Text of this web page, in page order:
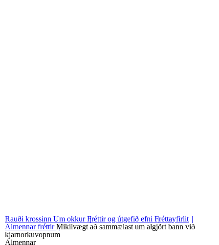
Rauði krossinn Um okkurFréttir og útgefið efni Fréttayfirlit
Almennar fréttirMikilvægt að sammælast um algjört bann við
kjarnorkuvopnum
Almennar